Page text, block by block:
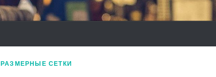
РАЗМЕРНЫЕ СЕТКИ